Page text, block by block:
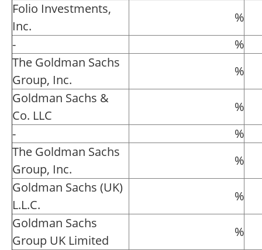
Folio Investments,
Inc.
%
-
%
The Goldman Sachs
Group, Inc.
%
Goldman Sachs &
Co. LLC
%
-
%
The Goldman Sachs
Group, Inc.
%
Goldman Sachs (UK)
L.L.C.
%
Goldman Sachs
Group UK Limited
%